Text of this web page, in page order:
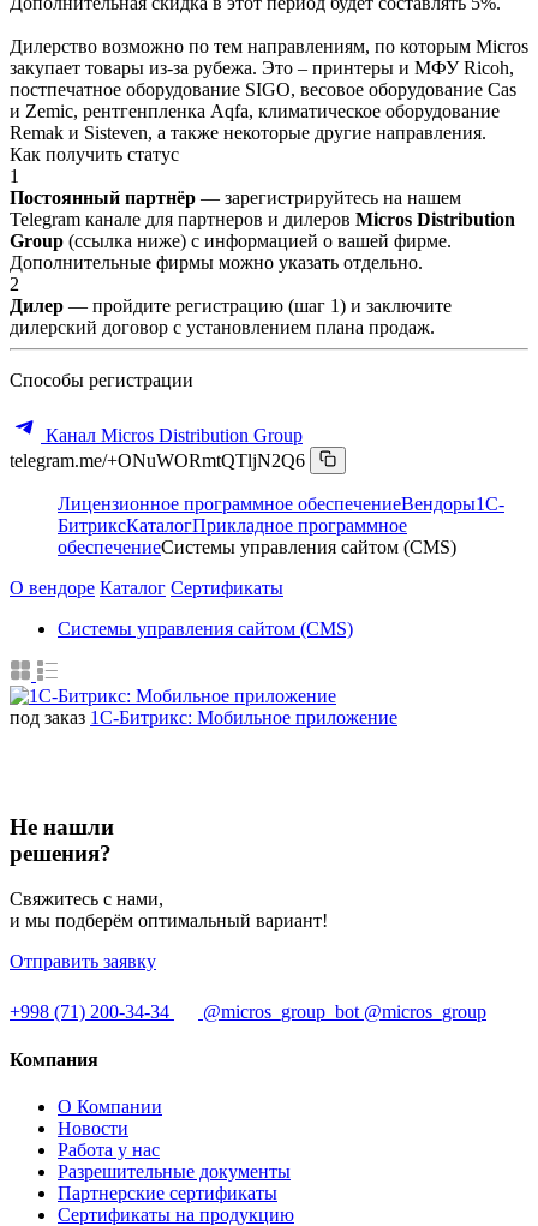
Дилерство возможно по тем направлениям, по которым Micros
закупает товары из-за рубежа. Это – принтеры и МФУ Ricoh,
постпечатное оборудование SIGO, весовое оборудование Cas
и Zemic, рентгенпленка Aqfa, климатическое оборудование
Remak и Sisteven, а также некоторые другие направления.
Как получить статус
1
Постоянный партнёр — зарегистрируйтесь на нашем
Telegram канале для партнеров и дилеров Micros Distribution
Group (ссылка ниже) с информацией о вашей фирме.
Дополнительные фирмы можно указать отдельно.
2
Дилер — пройдите регистрацию (шаг 1) и заключите
дилерский договор с установлением плана продаж.
Способы регистрации
Канал Micros Distribution Group
telegram.me/+ONuWORmtQTljN2Q6
Лицензионное программное обеспечениеВендоры1C-
БитриксКаталогПрикладное программное
обеспечениеСистемы управления сайтом (CMS)
О вендоре Каталог Сертификаты
Системы управления сайтом (CMS)
под заказ 1С-Битрикс: Мобильное приложение
Не нашли
решения?
Свяжитесь с нами,
и мы подберём оптимальный вариант!
Отправить заявку
+998 (71) 200-34-34 @micros_group_bot @micros_group
Компания
О Компании
Новости
Работа у нас
Разрешительные документы
Партнерские сертификаты
Сертификаты на продукцию